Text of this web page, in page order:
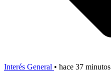
Interés General • hace 37 minutos